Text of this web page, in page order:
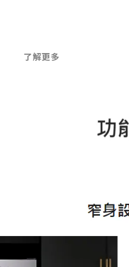
了解更多